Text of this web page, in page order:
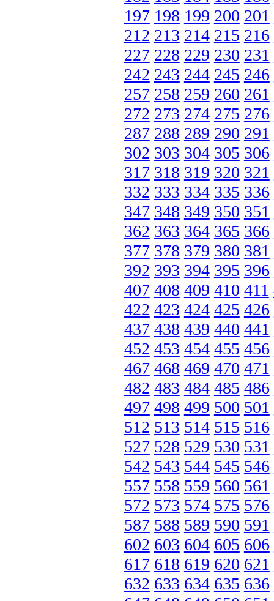
197 198 199 200 201
212 213 214 215 216
227 228 229 230 231
242 243 244 245 246
257 258 259 260 261
272 273 274 275 276
287 288 289 290 291
302 303 304 305 306
317 318 319 320 321
332 333 334 335 336
347 348 349 350 351
362 363 364 365 366
377 378 379 380 381
392 393 394 395 396
407 408 409 410 411
422 423 424 425 426
437 438 439 440 441
452 453 454 455 456
467 468 469 470 471
482 483 484 485 486
497 498 499 500 501
512 513 514 515 516
527 528 529 530 531
542 543 544 545 546
557 558 559 560 561
572 573 574 575 576
587 588 589 590 591
602 603 604 605 606
617 618 619 620 621
632 633 634 635 636